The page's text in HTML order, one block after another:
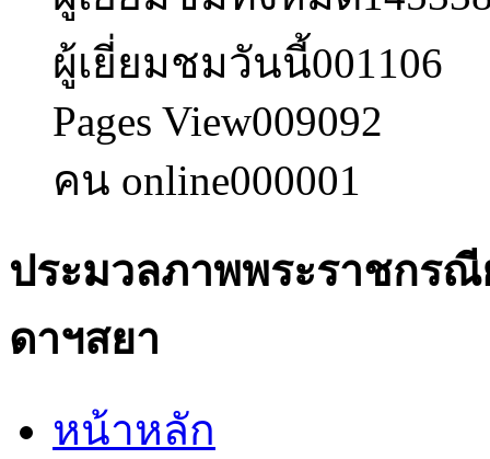
ผู้เยี่ยมชมวันนี้001106
Pages View009092
คน online000001
ประมวลภาพพระราชกร
ดาฯสยา
หน้าหลัก